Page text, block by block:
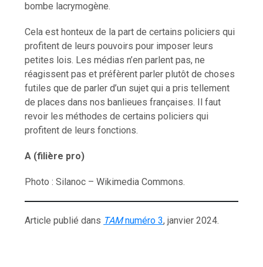
bombe lacrymogène.
Cela est honteux de la part de certains policiers qui
profitent de leurs pouvoirs pour imposer leurs
petites lois. Les médias n’en parlent pas, ne
réagissent pas et préfèrent parler plutôt de choses
futiles que de parler d’un sujet qui a pris tellement
de places dans nos banlieues françaises. Il faut
revoir les méthodes de certains policiers qui
profitent de leurs fonctions.
A (filière pro)
Photo : Silanoc – Wikimedia Commons.
Article publié dans TAMnuméro 3, janvier 2024.